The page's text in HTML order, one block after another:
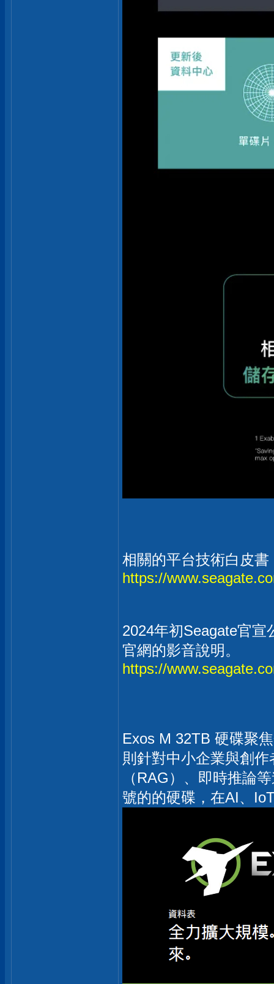
相關的平台技術白皮
https://
2024年初Seagate官
官網的影音說明。
https://
Exos M 32TB 硬碟聚
則針對中小企業與創
（RAG）、即時推論
號的的硬碟，在AI、